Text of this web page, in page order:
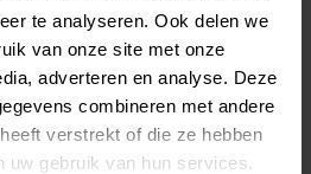
te analyseren. Ook delen we
van onze site met onze
adverteren en analyse. Deze
combineren met andere
verstrekt of die ze hebben
gebruik van hun services.